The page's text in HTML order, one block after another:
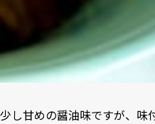
少し甘めの醤油味ですが、味